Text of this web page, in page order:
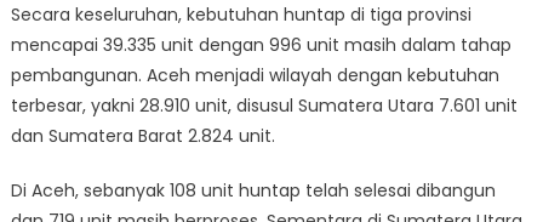
Secara keseluruhan, kebutuhan huntap di tiga provinsi
mencapai 39.335 unit dengan 996 unit masih dalam tahap
pembangunan. Aceh menjadi wilayah dengan kebutuhan
terbesar, yakni 28.910 unit, disusul Sumatera Utara 7.601 unit
dan Sumatera Barat 2.824 unit.
Di Aceh, sebanyak 108 unit huntap telah selesai dibangun